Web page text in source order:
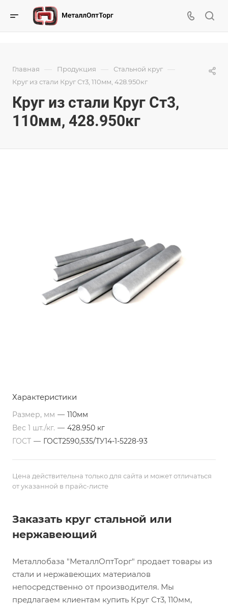
Главная — Продукция — Стальной круг —
Круг из стали Круг Ст3, 110мм, 428.950кг
Круг из стали Круг Ст3,
110мм, 428.950кг
Характеристики
Размер, мм — 110мм
Вес 1 шт./кг. — 428.950 кг
ГОСТ — ГОСТ2590,535/ТУ14-1-5228-93
Цена действительна только для сайта и может отличаться
от указанной в прайс-листе
Заказать круг стальной или
нержавеющий
Металлобаза "МеталлОптТорг" продает товары из
стали и нержавеющих материалов
непосредственно от производителя. Мы
предлагаем клиентам купить Круг Ст3, 110мм,